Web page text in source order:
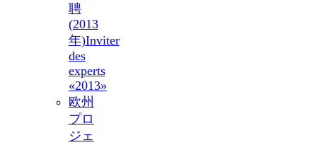
聘
(2013
年)Inviter
des
experts
«2013»
欧州
プロ
ジェ